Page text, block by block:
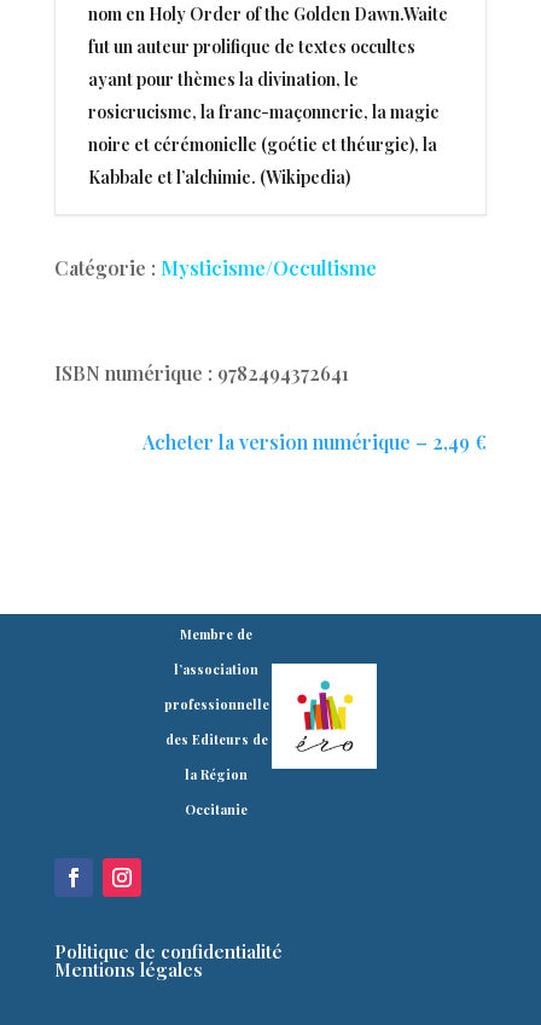
nom en Holy Order of the Golden Dawn.Waite
fut un auteur prolifique de textes occultes
ayant pour thèmes la divination, le
rosicrucisme, la franc-maçonnerie, la magie
noire et cérémonielle (goétie et théurgie), la
Kabbale et l’alchimie. (Wikipedia)
Catégorie : Mysticisme/Occultisme
ISBN numérique : 9782494372641
Acheter la version numérique – 2,49 €
Membre de
l’association
professionnelle
des Editeurs de
la Région
Occitanie
Politique de confidentialité
Mentions légales